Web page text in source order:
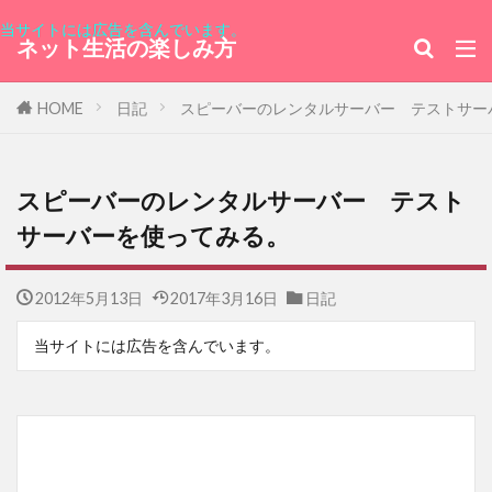
当サイトには広告を含んでいます。
ネット生活の楽しみ方
キャンペーン
ios
フィリピン共和国大使館
新サーバー移行
ソフトフロントホールディングス
アピシウス
トーゴ料理
オハヨー乳業
シュークリーム
三越伊勢丹ホールディングス
エベレスト
環状第2号線
くまポンギフト券
Wake Up
ボートショー
ブラジル
ソフトクリーム
アルキメデスの大戦
HOME 日記 スピーバーのレンタルサーバー テストサー
スピーバーのレンタルサーバー テスト
サーバーを使ってみる。
2012年5月13日 2017年3月16日 日記
当サイトには広告を含んでいます。